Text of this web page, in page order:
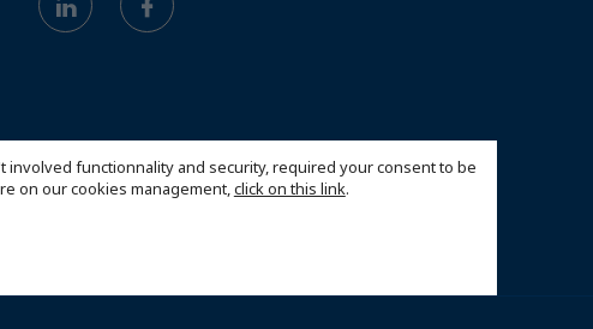
functionnality and security, required your consent to be
on our cookies management,click on this link.